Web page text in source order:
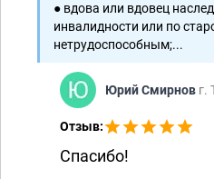
● вдова или вдовец
инвалидности или по
нетрудоспособным;...
Юрий Смирнов г.
Отзыв:
Спасибо!